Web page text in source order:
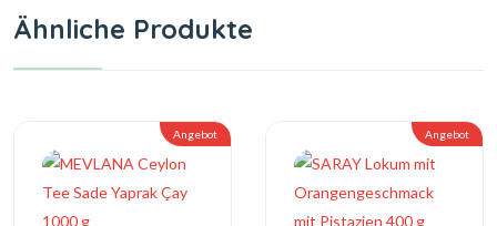
Ähnliche Produkte
Angebot Angebot